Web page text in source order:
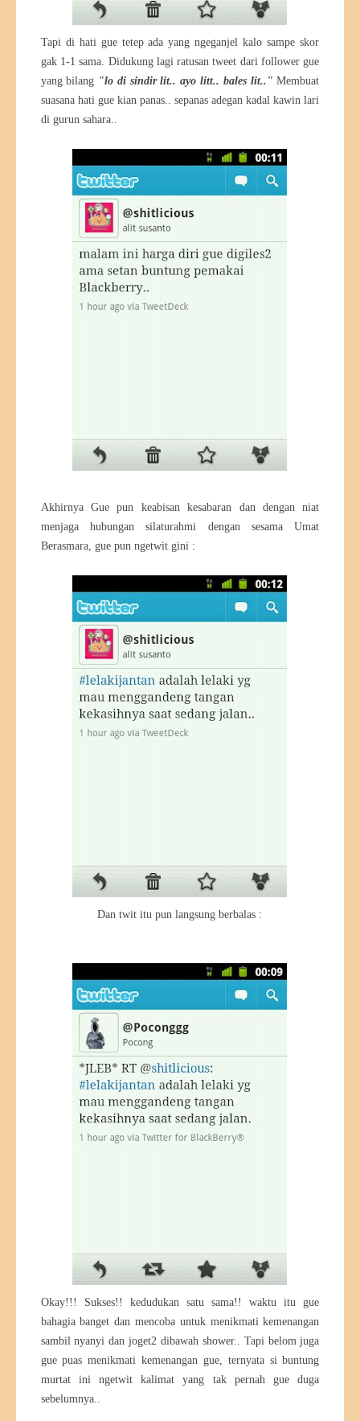
Tapi di hati gue tetep ada yang ngeganjel kalo sampe skor
gak 1-1 sama. Didukung lagi ratusan tweet dari follower gue
yang bilang "lo di sindir lit.. ayo litt.. bales lit.." Membuat
suasana hati gue kian panas.. sepanas adegan kadal kawin lari
di gurun sahara..
Akhirnya Gue pun keabisan kesabaran dan dengan niat
menjaga hubungan silaturahmi dengan sesama Umat
Berasmara, gue pun ngetwit gini :
Dan twit itu pun langsung berbalas :
Okay!!! Sukses!! kedudukan satu sama!! waktu itu gue
bahagia banget dan mencoba untuk menikmati kemenangan
sambil nyanyi dan joget2 dibawah shower.. Tapi belom juga
gue puas menikmati kemenangan gue, ternyata si buntung
murtat ini ngetwit kalimat yang tak pernah gue duga
sebelumnya..